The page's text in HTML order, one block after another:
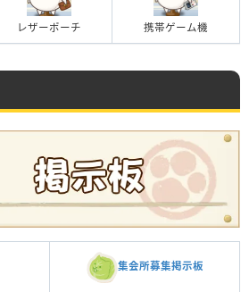
レザーポーチ 携帯ゲーム機
集会所募集掲示板